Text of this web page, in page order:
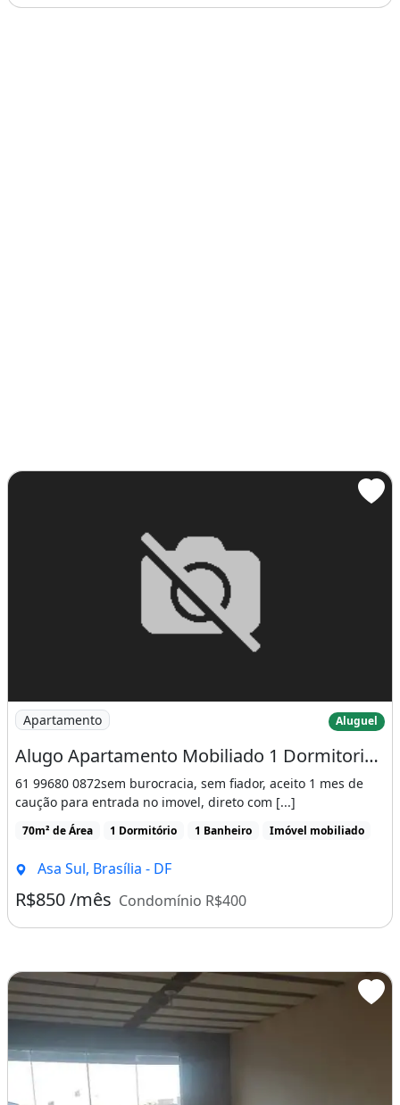
Imagem: Alugo Apartamento Mobiliado 1 Dormitorio
Apartamento Aluguel
Alugo Apartamento Mobiliado 1 Dormitorio Aguas Claras Sul
61 99680 0872sem burocracia, sem fiador, aceito 1 mes de
caução para entrada no imovel, direto com [...]
70m² de Área 1 Dormitório 1 Banheiro Imóvel mobiliado
Asa Sul, Brasília - DF
R$850 /mês Condomínio R$400